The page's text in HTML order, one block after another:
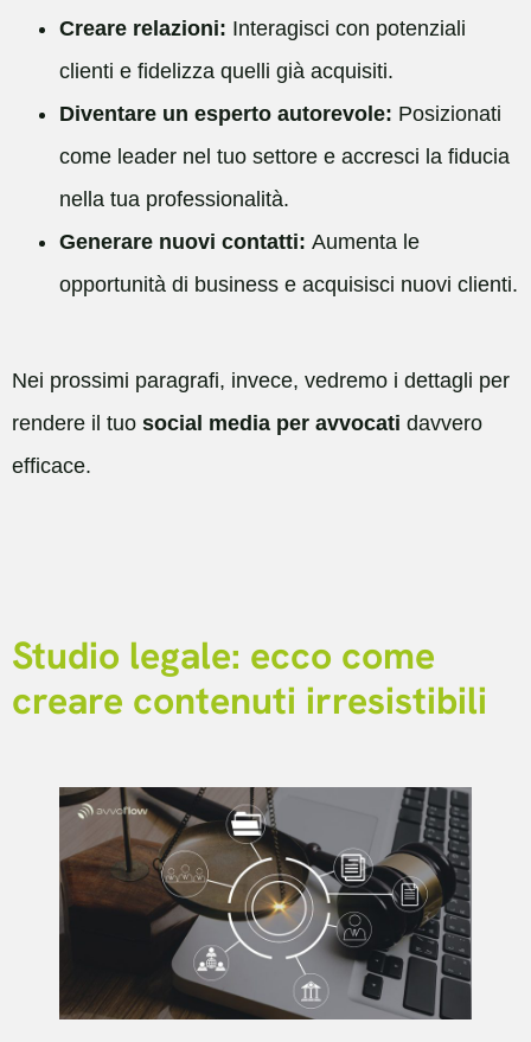
Creare relazioni: Interagisci con potenziali
clienti e fidelizza quelli già acquisiti.
Diventare un esperto autorevole: Posizionati
come leader nel tuo settore e accresci la fiducia
nella tua professionalità.
Generare nuovi contatti: Aumenta le
opportunità di business e acquisisci nuovi clienti.
Nei prossimi paragrafi, invece, vedremo i dettagli per
rendere il tuo social media per avvocati davvero
efficace.
Studio legale: ecco come
creare contenuti irresistibili